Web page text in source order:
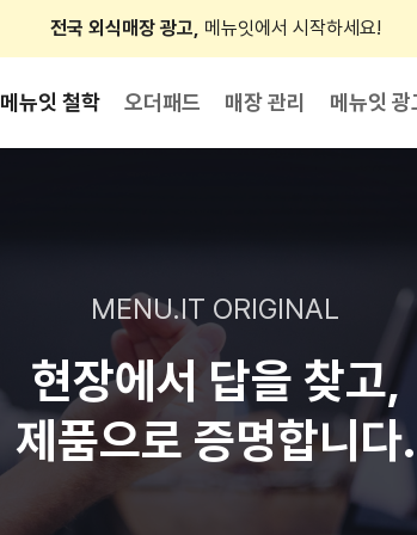
전국 외식매장 광고, 메뉴잇에서 시작하세요!
메뉴잇 철학 오더패드 매장 관리 메뉴잇 광
MENU.IT ORIGINAL
현장에서 답을 찾고,
제품으로 증명합니다.